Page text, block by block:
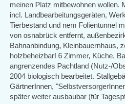
meinen Platz mitbewohnen wollen.
incl. Landbearbeitungsgeräten,
Tierbestand und nem Folientunnel
von osnabrück entfernt,
Bahnanbindung, Kleinbauernhaus,
holzbeheizbar! 6 Zimmer, Küche,
angrenzendes Pachtland (Nutz-/
2004 biologisch bearbeitet.
GärtnerInnen,
später weiter ausbaubar (für